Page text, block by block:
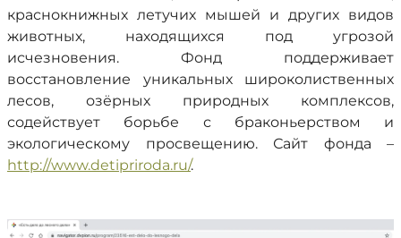
краснокнижных летучих мышей и других видов
животных, находящихся под угрозой
исчезновения. Фонд поддерживает
восстановление уникальных широколиственных
лесов, озёрных природных комплексов,
содействует борьбе с браконьерством и
экологическому просвещению. Сайт фонда –
http://www.detipriroda.ru/.